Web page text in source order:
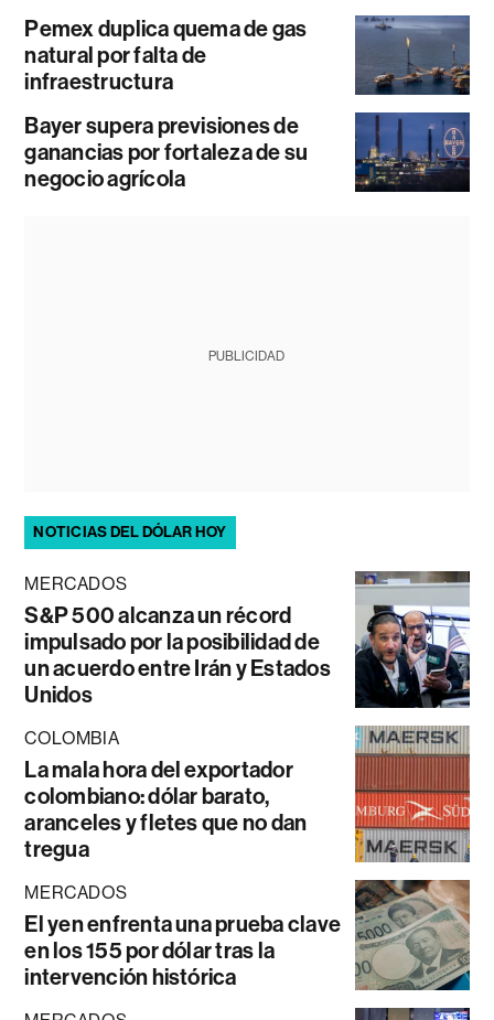
Pemex duplica quema de gas
natural por falta de
infraestructura
Bayer supera previsiones de
ganancias por fortaleza de su
negocio agrícola
PUBLICIDAD
NOTICIAS DEL DÓLAR HOY
MERCADOS
S&P 500 alcanza un récord
impulsado por la posibilidad de
un acuerdo entre Irán y Estados
Unidos
COLOMBIA
La mala hora del exportador
colombiano: dólar barato,
aranceles y fletes que no dan
tregua
MERCADOS
El yen enfrenta una prueba clave
en los 155 por dólar tras la
intervención histórica